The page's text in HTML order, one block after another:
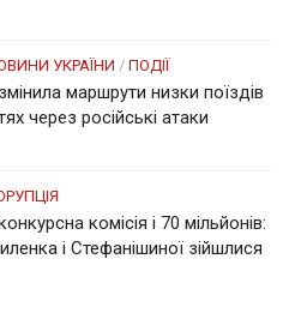
УКРАЇНИ / ПОДІЇ
маршрути низки поїздів
через російські атаки
комісія і 70 мільйонів:
і Стефанішиної зійшлися